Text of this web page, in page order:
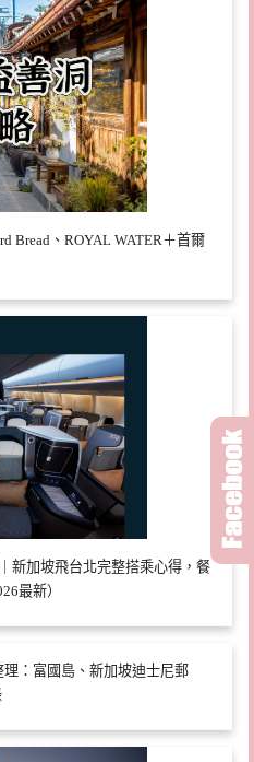
Bread、ROYAL WATER＋首爾
新加坡飛台北完整搭乘心得，餐
最新）
：富國島、新加坡迪士尼郵